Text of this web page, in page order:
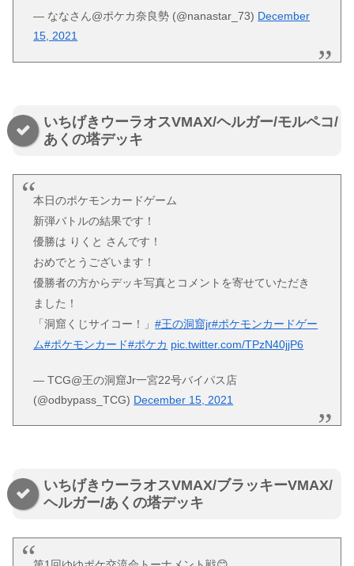
— ななさん@ポケカ奈良勢 (@nanastar_73) December
15, 2021
いちげきウーラオスVMAX/ヘルガー/モルペコ/
あくの塔デッキ
本日のポケモンカードゲーム
新弾バトルの結果です！
優勝は りくと さんです！
おめでとうございます！
優勝者の方からデッキ写真とコメントを寄せていただき
ました！
「洞窟くじサイコー！」#王の洞窟jr#ポケモンカードゲー
ム#ポケモンカード#ポケカ pic.twitter.com/TPzN40jjP6
— TCG@王の洞窟Jr一宮22号バイパス店
(@odbypass_TCG) December 15, 2021
いちげきウーラオスVMAX/ブラッキーVMAX/
ヘルガー/あくの塔デッキ